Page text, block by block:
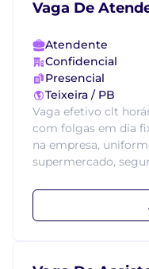
Vaga De
Atendente
Confidencial
Presencial
Teixeira / PB
Vaga efetivo clt
com folgas em dia
na empresa,
supermercado,